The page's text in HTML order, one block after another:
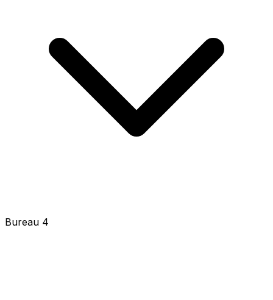
Bureau 4